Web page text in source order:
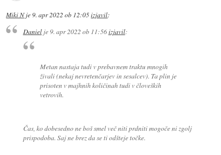
Miki Nje9. apr 2022 ob 12:05izjavil:
Danielje9. apr 2022 ob 11:56izjavil:
Metan nastaja tudi v prebavnem traktu mnogih
živali (nekaj nevretenčarjev in sesalcev). Ta plin je
prisoten v majhnih količinah tudi v človeških
vetrovih.
Čas, ko dobesedno ne boš smel več niti prdniti mogoče ni zgolj
prispodoba. Saj ne brez da se ti odšteje točke.